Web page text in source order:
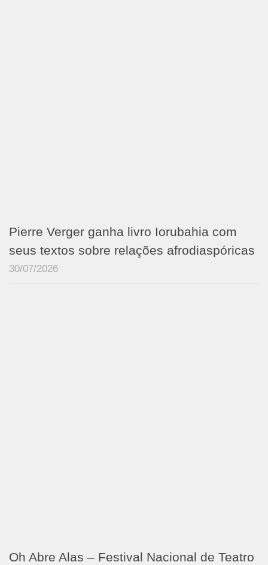
Pierre Verger ganha livro Iorubahia com
seus textos sobre relações afrodiaspóricas
30/07/2026
Oh Abre Alas – Festival Nacional de Teatro